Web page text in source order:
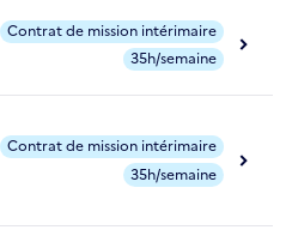
Contrat de mission intérimaire
35h/semaine
Contrat de mission intérimaire
35h/semaine